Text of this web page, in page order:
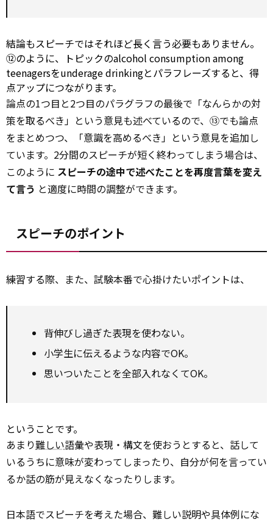
結論もスピーチではそれほど長く言う必要もありません。
⑫のように、トピックのalcohol consumptionamong
teenagersをunderage drinkingとパラフレーズすると、得
点アップにつながります。
論点の1つ目と2つ目のパラグラフの最後で「なんらかの対
策を取るべき」という意見も述べているので、⑬でも論点
をまとめつつ、「意識を高めるべき」という意見を追加し
ています。2分間のスピーチが短く終わってしまう場合は、
このように スピーチの途中で述べたことを再度言葉を変え
て言う と適度に時間の調整ができます。
スピーチのポイント
練習する際、また、試験本番で心掛けたいポイントは、
背伸びし過ぎた表現を使わない。
小学生に伝えるような内容でOK。
思いついたことを全部入れなくてOK。
ということです。
あまり難しい語彙や表現・構文を使おうとすると、話して
いるうちに意味が変わってしまったり、自分が何を言ってい
るか話の筋が見えなくなったりします。
日本語でスピーチを考えた場合、難しい説明や具体例にな